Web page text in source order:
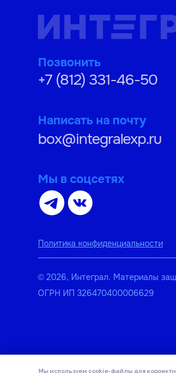
Мы используем cookie-файлы для
Политика конфиденциальности
© 2026, Интеграл. Материалы
ОГРН ИП 326470400006629
Мы в соцсетях
Позвонить
Написать на почту
+7 (812) 331-46-50
box@integralexp.ru